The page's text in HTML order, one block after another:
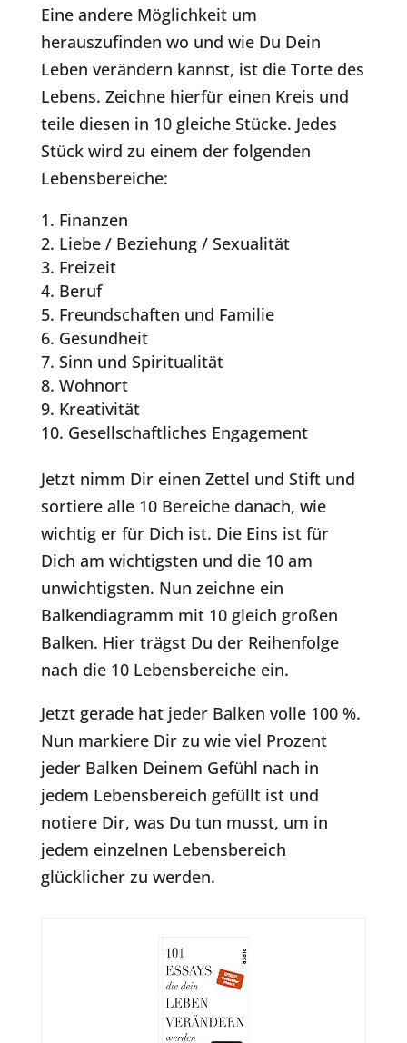
Eine andere Möglichkeit um
herauszufinden wo und wie Du Dein
Leben verändern kannst, ist die Torte des
Lebens. Zeichne hierfür einen Kreis und
teile diesen in 10 gleiche Stücke. Jedes
Stück wird zu einem der folgenden
Lebensbereiche:
Finanzen
Liebe / Beziehung / Sexualität
Freizeit
Beruf
Freundschaften und Familie
Gesundheit
Sinn und Spiritualität
Wohnort
Kreativität
Gesellschaftliches Engagement
Jetzt nimm Dir einen Zettel und Stift und
sortiere alle 10 Bereiche danach, wie
wichtig er für Dich ist. Die Eins ist für
Dich am wichtigsten und die 10 am
unwichtigsten. Nun zeichne ein
Balkendiagramm mit 10 gleich großen
Balken. Hier trägst Du der Reihenfolge
nach die 10 Lebensbereiche ein.
Jetzt gerade hat jeder Balken volle 100 %.
Nun markiere Dir zu wie viel Prozent
jeder Balken Deinem Gefühl nach in
jedem Lebensbereich gefüllt ist und
notiere Dir, was Du tun musst, um in
jedem einzelnen Lebensbereich
glücklicher zu werden.